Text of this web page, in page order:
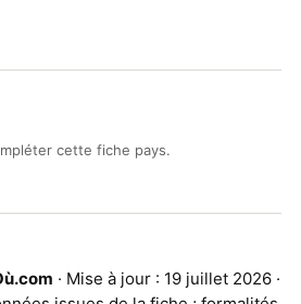
cette fiche pays.
· Mise à jour : 19 juillet 2026 ·